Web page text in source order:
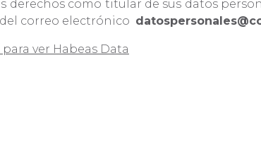
derechos como titular de sus datos
correo electrónico
ver Habeas Data